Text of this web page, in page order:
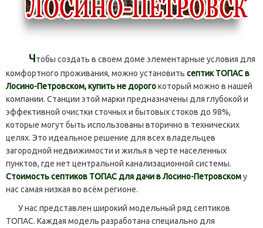
Чтобы создать в своем доме элементарные условия для
комфортного проживания, можно установить септик ТОПАС в
Лосино-Петровском, купить не дорогокоторый можно в нашей
компании. Станции этой марки предназначены для глубокой и
эффективной очистки сточных и бытовых стоков до 98%,
которые могут быть использованы вторично в технических
целях. Это идеальное решение для всех владельцев
загородной недвижимости и жилья в черте населенных
пунктов, где нет центральной канализационной системы.
Стоимость септиков ТОПАС для дачи в Лосино-Петровскому
нас самая низкая во всём регионе.
У нас представлен широкий модельный ряд септиков
ТОПАС. Каждая модель разработана специально для